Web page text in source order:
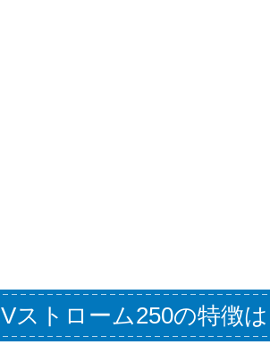
Vストローム250の特徴